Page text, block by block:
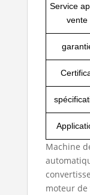
Service
vente
Machine
moteur de